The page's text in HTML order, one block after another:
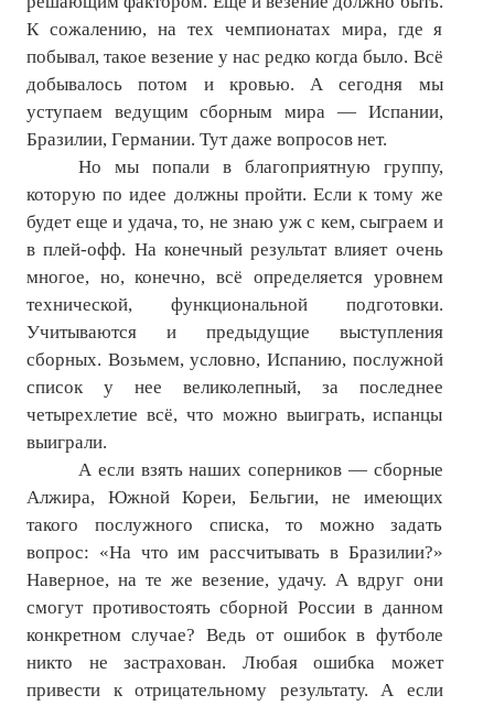
К сожалению, на тех чемпионатах мира, где я
побывал, такое везение у нас редко когда было. Всё
добывалось потом и кровью. А сегодня мы
уступаем ведущим сборным мира — Испании,
Бразилии, Германии. Тут даже вопросов нет.
Но мы попали в благоприятную группу,
которую по идее должны пройти. Если к тому же
будет еще и удача, то, не знаю уж с кем, сыграем и
в плей-офф. На конечный результат влияет очень
многое, но, конечно, всё определяется уровнем
технической, функциональной подготовки.
Учитываются и предыдущие выступления
сборных. Возьмем, условно, Испанию, послужной
список у нее великолепный, за последнее
четырехлетие всё, что можно выиграть, испанцы
выиграли.
А если взять наших соперников — сборные
Алжира, Южной Кореи, Бельгии, не имеющих
такого послужного списка, то можно задать
вопрос: «На что им рассчитывать в Бразилии?»
Наверное, на те же везение, удачу. А вдруг они
смогут противостоять сборной России в данном
конкретном случае? Ведь от ошибок в футболе
никто не застрахован. Любая ошибка может
привести к отрицательному результату. А если